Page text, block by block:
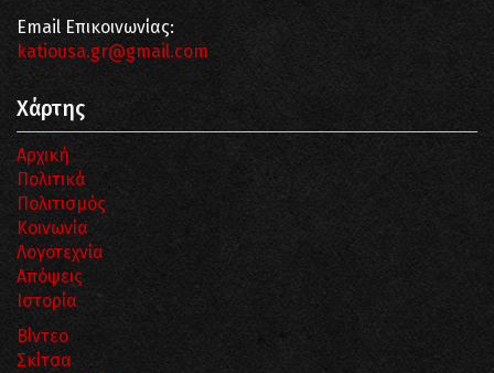
Email Επικοινωνίας:
katiousa.gr@gmail.com
Χάρτης
Αρχική
Πολιτικά
Πολιτισμός
Κοινωνία
Λογοτεχνία
Απόψεις
Ιστορία
Βίντεο
Σκίτσα